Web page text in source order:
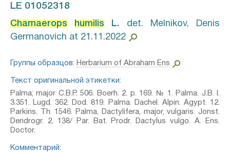
LE 01052318
Chamaerops humilis L.⁣
det. Melnikov, Denis
Germanovich at 21.11.2022
Группы образцов: Herbarium of Abraham Ens
Текст оригинальной этикетки:
Palma; major C.B.P. 506. Boerh. 2. p. 169. № 1. Palma. J.B. I.
3.351. Lugd. 362. Dod. 819. Palma. Dachel. Alpin. Agypt. 12.
Parkins. Th. 1546. Palma, Dactylifera, major, vulgaris. Jonst.
Dendrogr. 2, 138/ Par. Bat. Prodr. Dactylus vulgo. A. Ens.
Doctor.
Комментарий: